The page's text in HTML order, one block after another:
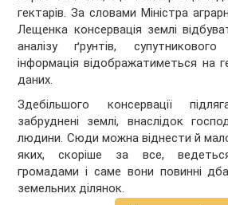
гектарів. За словами Міністра
Лещенка консервація землі
аналізу ґрунтів,
інформація відображатиметься на
даних.
Здебільшого консервації
забруднені землі, внаслідок
людини. Сюди можна віднести й
яких, скоріше за все, ведеться
громадами і саме вони повинні
земельних ділянок.